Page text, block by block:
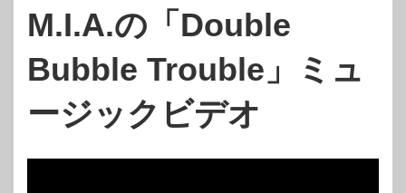
M.I.A.の「Double
Bubble Trouble」ミュ
ージックビデオ